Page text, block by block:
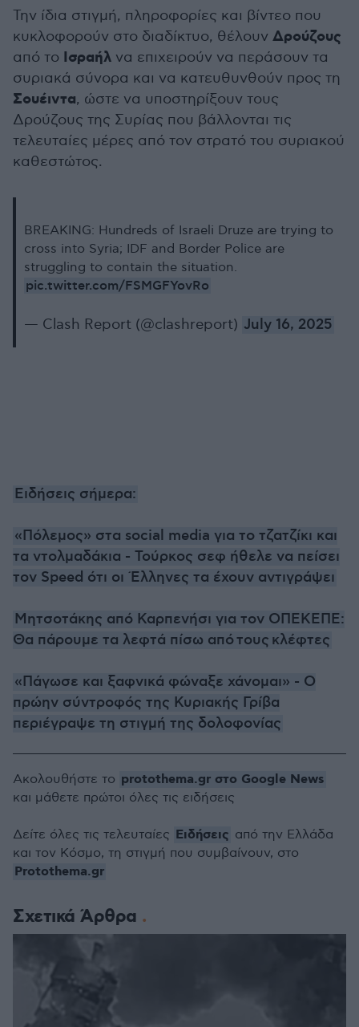
Την ίδια στιγμή, πληροφορίες και βίντεο που
κυκλοφορούν στο διαδίκτυο, θέλουν Δρούζους
από το Ισραήλ να επιχειρούν να περάσουν τα
συριακά σύνορα και να κατευθυνθούν προς τη
Σουέιντα, ώστε να υποστηρίξουν τους
Δρούζους της Συρίας που βάλλονται τις
τελευταίες μέρες από τον στρατό του συριακού
καθεστώτος.
BREAKING: Hundreds of Israeli Druze are trying to
cross into Syria; IDF and Border Police are
struggling to contain the situation.
pic.twitter.com/FSMGFYovRo
— Clash Report (@clashreport) July 16, 2025
Ειδήσεις σήμερα:
«Πόλεμος» στα social media για το τζατζίκι και
τα ντολμαδάκια - Τούρκος σεφ ήθελε να πείσει
τον Speed ότι οι Έλληνες τα έχουν αντιγράψει
Μητσοτάκης από Καρπενήσι για τον ΟΠΕΚΕΠΕ:
Θα πάρουμε τα λεφτά πίσω από τους κλέφτες
«Πάγωσε και ξαφνικά φώναξε χάνομαι» - Ο
πρώην σύντροφός της Κυριακής Γρίβα
περιέγραψε τη στιγμή της δολοφονίας
Σχετικά Άρθρα
Ακολουθήστε το protothema.gr στο Google News
και μάθετε πρώτοι όλες τις ειδήσεις
Δείτε όλες τις τελευταίες Ειδήσεις από την Ελλάδα
και τον Κόσμο, τη στιγμή που συμβαίνουν, στο
Protothema.gr